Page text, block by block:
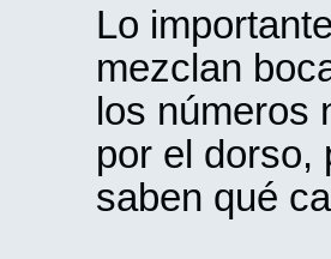
Lo
mezclan
los números
por el dorso,
saben qué